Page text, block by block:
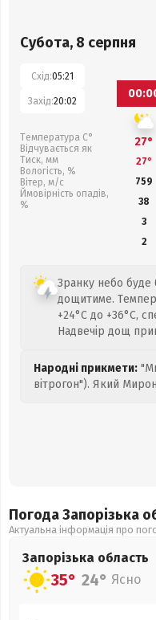
Субота, 8 серпня
Схід:05:21
Захід:20:02
Температура С°
Відчувається як
Тиск, мм
Вологість, %
Вітер, м/с
Ймовірність опадів,
%
27°
27°
759
38
3
2
Зранку небо буде
дощитиме.
+24°C до +36°C,
Надвечір дощ
Народні прикмети:
вітрогон"). Який
Погода Запорізька
Актуальна інформація про
Запорізька область
35° 24° Ясно